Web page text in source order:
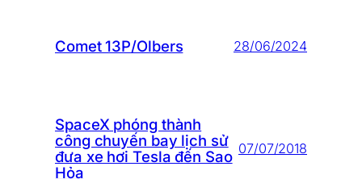
Comet 13P/Olbers 28/06/2024
SpaceX phóng thành
công chuyến bay lịch sử
đưa xe hơi Tesla đến Sao
Hỏa
07/07/2018